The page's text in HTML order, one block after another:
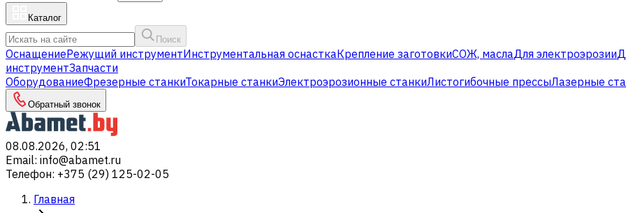
Каталог
Поиск
ОснащениеРежущий инструментИнструментальная оснасткаКрепление заготовкиСОЖ, маслаДля электроэрозии
инструментЗапчасти
ОборудованиеФрезерные станкиТокарные станкиЭлектроэрозионные станкиЛистогибочные прессыЛазерные
Обратный звонок
08.08.2026, 02:51
Email: info@abamet.ru
Телефон: +375 (29) 125-02-05
Главная